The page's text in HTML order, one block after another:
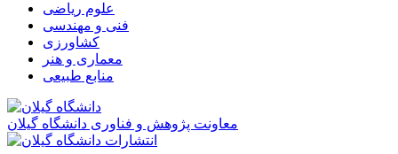
علوم ریاضی
فنی و مهندسی
کشاورزی
معماری و هنر
منابع طبیعی
معاونت پژوهش و فناوری دانشگاه گیلان